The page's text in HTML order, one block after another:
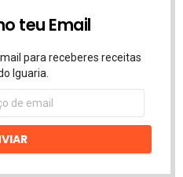
teu Email
para receberes receitas
Iguaria.